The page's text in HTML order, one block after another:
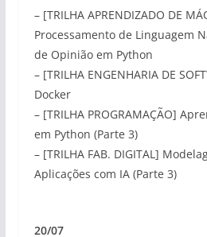
– [TRILHA APRENDIZADO DE
Processamento de Linguagem
de Opinião em Python
– [TRILHA ENGENHARIA DE
Docker
– [TRILHA PROGRAMAÇÃO]
em Python (Parte 3)
– [TRILHA FAB. DIGITAL]
Aplicações com IA (Parte 3)
20/07